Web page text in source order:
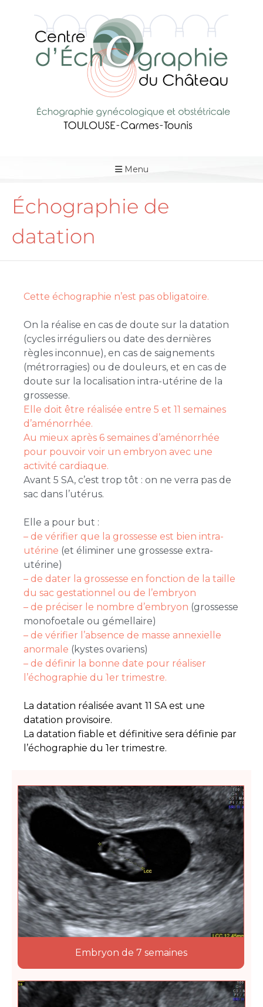
Menu
Échographie de
datation
Cette échographie n’est pas obligatoire.
On la réalise en cas de doute sur la datation
(cycles irréguliers ou date des dernières
règles inconnue), en cas de saignements
(métrorragies) ou de douleurs, et en cas de
doute sur la localisation intra-utérine de la
grossesse.
Elle doit être réalisée entre 5 et 11 semaines
d’aménorrhée.
Au mieux après 6 semaines d’aménorrhée
pour pouvoir voir un embryon avec une
activité cardiaque.
Avant 5 SA, c’est trop tôt : on ne verra pas de
sac dans l’utérus.
Elle a pour but :
– de vérifier que la grossesse est bien intra-
utérine (et éliminer une grossesse extra-
utérine)
– de dater la grossesse en fonction de la taille
du sac gestationnel ou de l’embryon
– de préciser le nombre d’embryon (grossesse
monofoetale ou gémellaire)
– de vérifier l’absence de masse annexielle
anormale (kystes ovariens)
– de définir la bonne date pour réaliser
l’échographie du 1er trimestre.
La datation réalisée avant 11 SA est une
datation provisoire.
La datation fiable et définitive sera définie par
l’échographie du 1er trimestre.
Embryon de 7 semaines